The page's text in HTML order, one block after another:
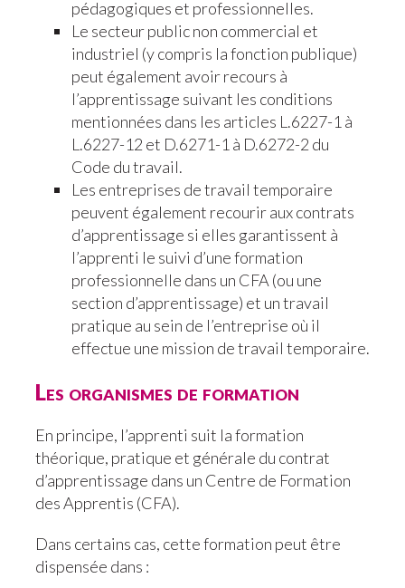
pédagogiques et professionnelles.
Le secteur public non commercial et
industriel (y compris la fonction publique)
peut également avoir recours à
l’apprentissage suivant les conditions
mentionnées dans les articles L.6227-1 à
L.6227-12 et D.6271-1 à D.6272-2 du
Code du travail.
Les entreprises de travail temporaire
peuvent également recourir aux contrats
d’apprentissage si elles garantissent à
l’apprenti le suivi d’une formation
professionnelle dans un CFA (ou une
section d’apprentissage) et un travail
pratique au sein de l’entreprise où il
effectue une mission de travail temporaire.
Les organismes de formation
En principe, l’apprenti suit la formation
théorique, pratique et générale du contrat
d’apprentissage dans un Centre de Formation
des Apprentis (CFA).
Dans certains cas, cette formation peut être
dispensée dans :